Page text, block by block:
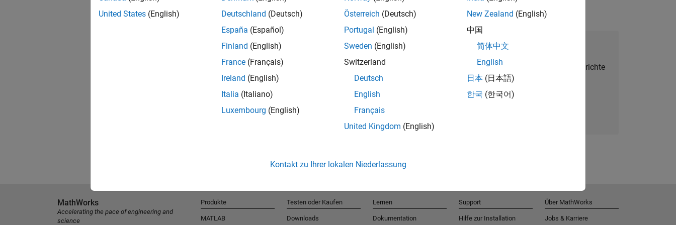
Talent Network beitreten
Erhalten Sie personalisierte Stellenangebote, Berichte
und Unternehmensneuigkeiten.
United States (English)
Deutschland (Deutsch)
España (Español)
Finland (English)
France (Français)
Ireland (English)
Italia (Italiano)
Luxembourg (English)
Österreich (Deutsch)
Portugal (English)
Sweden (English)
Switzerland
Deutsch
English
Français
United Kingdom (English)
New Zealand (English)
中国
简体中文
English
日本 (日本語)
한국 (한국어)
Kontakt zu Ihrer lokalen Niederlassung
MathWorks
Accelerating the pace of engineering and
science
Produkte
MATLAB
Testen oder Kaufen
Downloads
Lernen
Dokumentation
Support
Hilfe zur Installation
Über MathWorks
Jobs & Karriere